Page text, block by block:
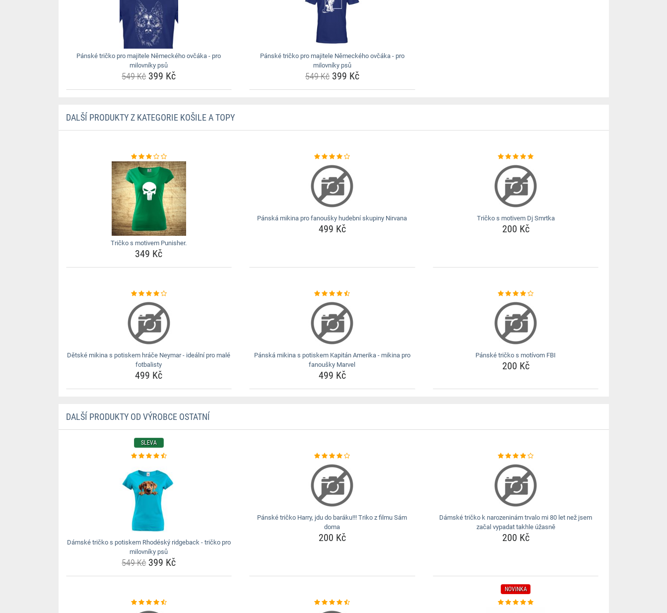
Pánské tričko pro majitele Německého ovčáka - pro
milovníky psů
549 Kč399 Kč
Pánské tričko pro majitele Německého ovčáka - pro
milovníky psů
549 Kč399 Kč
DALŠÍ PRODUKTY Z KATEGORIE KOŠILE A TOPY
Tričko s motivem Punisher.
349 Kč
Pánská mikina pro fanoušky hudební skupiny Nirvana
499 Kč
Tričko s motivem Dj Smrtka
200 Kč
Dětské mikina s potiskem hráče Neymar - ideální pro malé
fotbalisty
499 Kč
Pánská mikina s potiskem Kapitán Amerika - mikina pro
fanoušky Marvel
499 Kč
Pánské tričko s motívom FBI
200 Kč
DALŠÍ PRODUKTY OD VÝROBCE OSTATNÍ
SLEVA
Dámské tričko s potiskem Rhodéský ridgeback - tričko pro
milovníky psů
549 Kč399 Kč
Pánské tričko Harry, jdu do baráku!!! Triko z filmu Sám
doma
200 Kč
Dámské tričko k narozeninám trvalo mi 80 let než jsem
začal vypadat takhle úžasně
200 Kč
NOVINKA